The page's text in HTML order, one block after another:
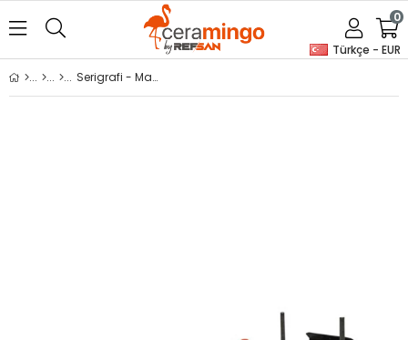
Türkçe - EUR
0
Serigrafi - Manuel Baskı Ünitesi 50x70 cm